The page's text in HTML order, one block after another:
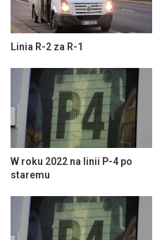
Linia R-2 za R-1
W roku 2022 na linii P-4 po
staremu